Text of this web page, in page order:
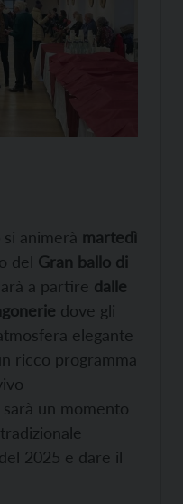
si animerà martedì
del Gran ballo di
a partire dalle
dove gli
elegante
ricco programma
sarà un momento
2025 e dare il